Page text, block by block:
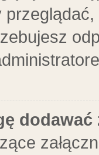
dodawać